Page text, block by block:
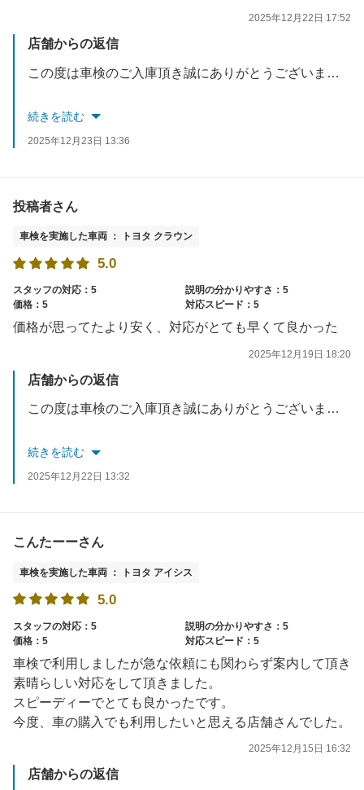
2025年12月22日 17:52
店舗からの返信
この度は車検のご入庫頂き誠にありがとうございました。
接客についてお褒めのお言葉頂き対応したスタッフも喜んでおります。
続きを読む
2025年12月23日 13:36
投稿者さん
車検を実施した車両 ： トヨタ クラウン
5.0
スタッフの対応：5
説明の分かりやすさ：5
価格：5
対応スピード：5
価格が思ってたより安く、対応がとても早くて良かった
2025年12月19日 18:20
店舗からの返信
この度は車検のご入庫頂き誠にありがとうございます。
口コミも高評価頂き、対応したスタッフも含め励みになります。
続きを読む
2025年12月22日 13:32
こんたーーさん
車検を実施した車両 ： トヨタ アイシス
5.0
スタッフの対応：5
説明の分かりやすさ：5
価格：5
対応スピード：5
車検で利用しましたが急な依頼にも関わらず案内して頂き
素晴らしい対応をして頂きました。
スピーディーでとても良かったです。
今度、車の購入でも利用したいと思える店舗さんでした。
2025年12月15日 16:32
店舗からの返信